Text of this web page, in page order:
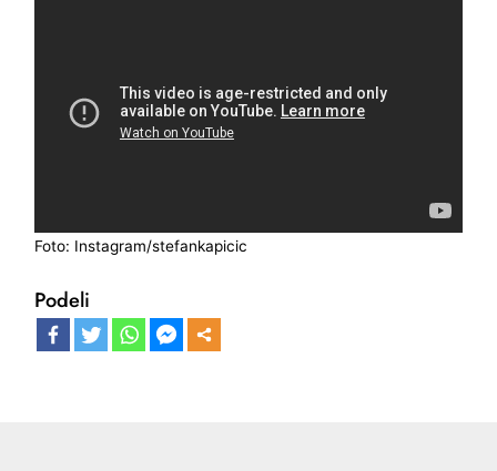
Foto: Instagram/stefankapicic
Podeli